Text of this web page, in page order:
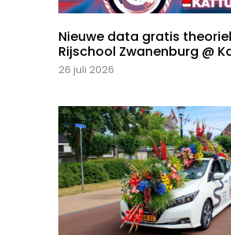
Nieuwe data gratis
Rijschool Zwanenburg @
26 juli 2026